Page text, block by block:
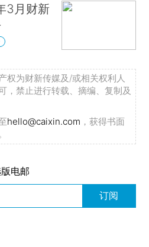
3月财新
权为财新传媒及/或相关权利人
，禁止进行转载、摘编、复制及
hello@caixin.com ，获得书面
电邮
订阅